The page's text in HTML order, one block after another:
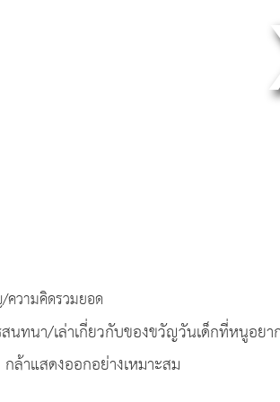
วามคิดรวมยอด
สนทนา/เล่าเกี่ยวกับของขวัญวันเด็กที่หนูอยา
ล้าแสดงออกอย่างเหมาะสม